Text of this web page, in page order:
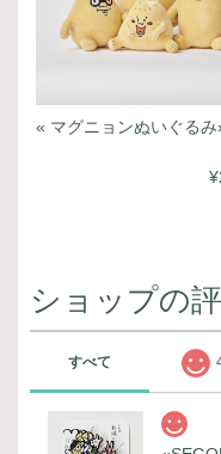
« マグニョンぬいぐるみ
ショップの
すべて